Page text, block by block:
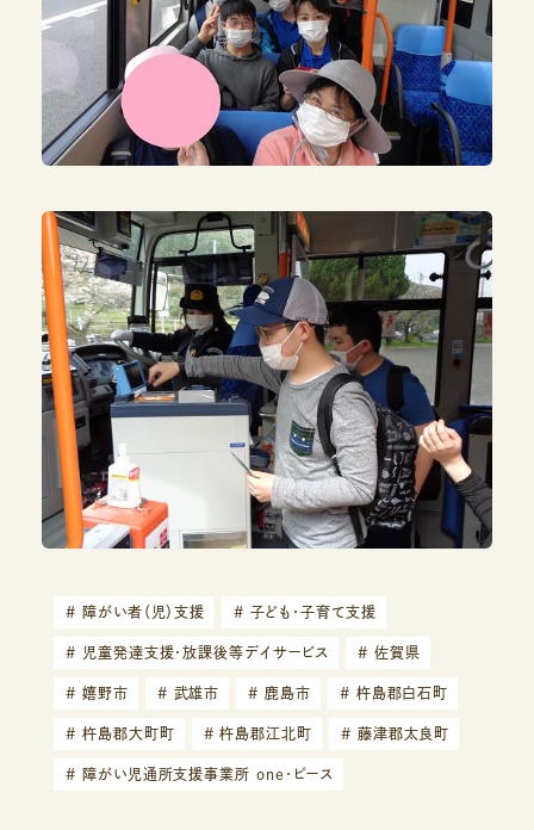
# 障がい者（児）支援 # 子ども・子育て支援
# 児童発達支援・放課後等デイサービス # 佐賀県
# 嬉野市 # 武雄市 # 鹿島市 # 杵島郡白石町
# 杵島郡大町町 # 杵島郡江北町 # 藤津郡太良町
# 障がい児通所支援事業所 one・ピース